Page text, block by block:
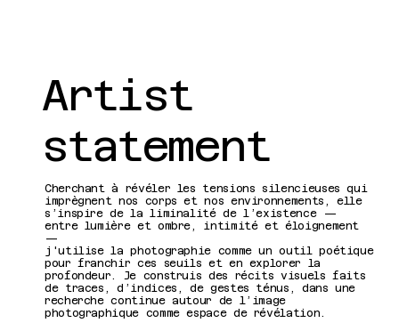
Artist
statement
Cherchant à révéler les tensions silencieuses qui
imprègnent nos corps et nos environnements, elle
s’inspire de la liminalité de l’existence —
entre lumière et ombre, intimité et éloignement
—
j'utilise la photographie comme un outil poétique
pour franchir ces seuils et en explorer la
profondeur. Je construis des récits visuels faits
de traces, d’indices, de gestes ténus, dans une
recherche continue autour de l’image
photographique comme espace de révélation.